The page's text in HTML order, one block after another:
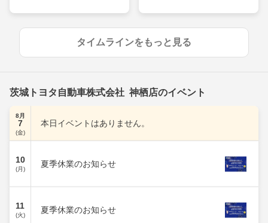
タイムラインをもっと見る
茨城トヨタ自動車株式会社 神栖店のイベント
8月
7
(金)
本日イベントはありません。
10
(月)
夏季休業のお知らせ
11
(火)
夏季休業のお知らせ